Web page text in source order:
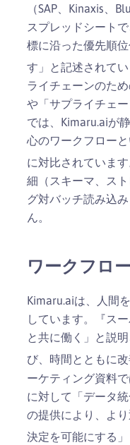
（SAP、Kinaxis、
スプレッドシート
標に沿った優先順
す」と記述されてい
ライチェーンのた
や「サプライチェ
では、Kimaru.aiが
心のワークフロー
に対比されています
細（スキーマ、ス
グ対バッチ読み込
ん。
ワークフロ
Kimaru.aiは、人間
しています。『ス
と共に働く」と説
び、時間とともに
ーケティング資料
に対して「データ
の提供により、よ
決定を可能にする」